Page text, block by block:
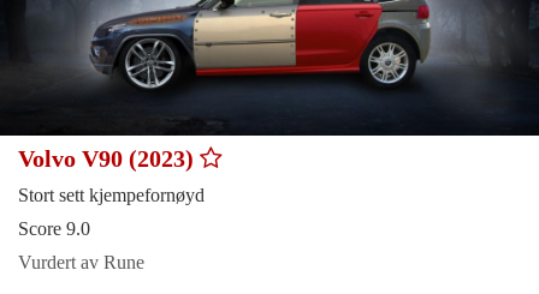
Volvo V90 (2023)
Stort sett kjempefornøyd
Score 9.0
Vurdert av Rune